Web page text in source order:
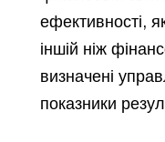
ефективності,
іншій ніж
визначені
показники